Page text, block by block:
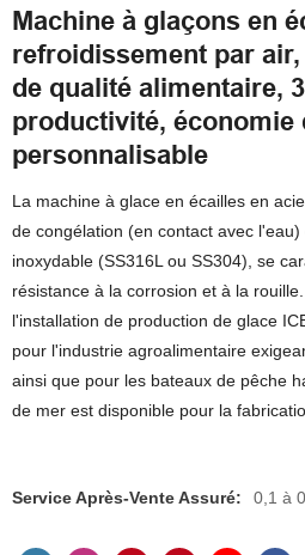
Machine à glaçons en
refroidissement par
de qualité alimentaire,
productivité, économie
personnalisable
La machine à glace en écailles en
de congélation (en contact avec
inoxydable (SS316L ou SS304), se
résistance à la corrosion et à la
l'installation de production de glace
pour l'industrie agroalimentaire
ainsi que pour les bateaux de pêche
de mer est disponible pour la
Service Après-Vente Assuré: 0,1 à